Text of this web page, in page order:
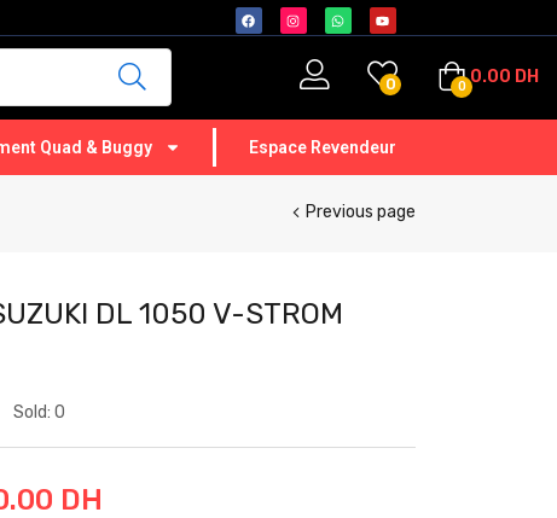
0 0 0.00 DH
Quad & Buggy Espace Revendeur
Previous page
DL 1050 V-STROM
Sold: 0
DH